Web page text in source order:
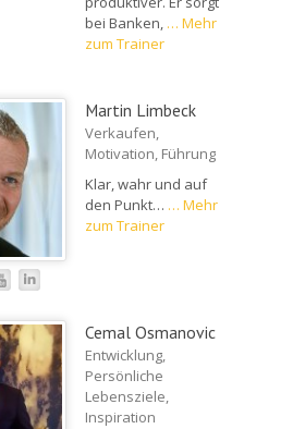
bei Banken, … Mehr
zum Trainer
Martin Limbeck
Verkaufen,
Motivation, Führung
Klar, wahr und auf
den Punkt… … Mehr
zum Trainer
Cemal Osmanovic
Entwicklung,
Persönliche
Lebensziele,
Inspiration